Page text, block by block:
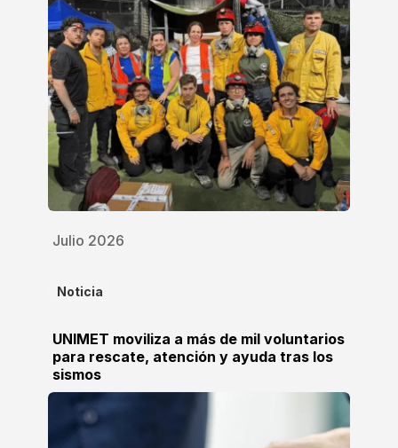
Julio 2026
Noticia
UNIMET moviliza a más de mil voluntarios
para rescate, atención y ayuda tras los
sismos